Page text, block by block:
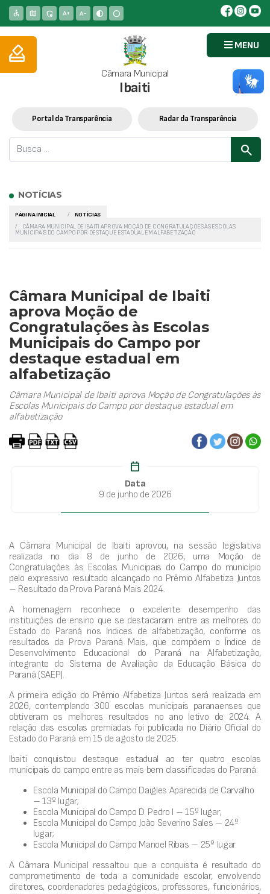
how_to_vote MENU
accessible map admin_panel_settings text_increase text_decrease contrast circle
Câmara Municipal
Ibaiti
Portal da Transparência Radar da Transparência
search
NOTÍCIAS
PÁGINA INICIAL
NOTÍCIAS
CÂMARA MUNICIPAL DE IBAITI APROVA MOÇÃO DE CONGRATULAÇÕES ÀS ESCOLAS
MUNICIPAIS DO CAMPO POR DESTAQUE ESTADUAL EM ALFABETIZAÇÃO
Câmara Municipal de Ibaiti
aprova Moção de
Congratulações às Escolas
Municipais do Campo por
destaque estadual em
alfabetização
Câmara Municipal de Ibaiti aprova Moção de Congratulações às
Escolas Municipais do Campo por destaque estadual em
alfabetização
calendar_today
Data
9 de junho de 2026
A Câmara Municipal de Ibaiti aprovou, na sessão legislativa
realizada no dia 8 de junho de 2026, uma Moção de
Congratulações às Escolas Municipais do Campo do município
pelo expressivo resultado alcançado no Prêmio Alfabetiza Juntos
– Resultado da Prova Paraná Mais 2024.
A homenagem reconhece o excelente desempenho das
instituições de ensino que se destacaram entre as melhores do
Estado do Paraná nos índices de alfabetização, conforme os
resultados da Prova Paraná Mais, que compõem o Índice de
Desenvolvimento Educacional do Paraná na Alfabetização,
integrante do Sistema de Avaliação da Educação Básica do
Paraná (SAEP).
A primeira edição do Prêmio Alfabetiza Juntos será realizada em
2026, contemplando 300 escolas municipais paranaenses que
obtiveram os melhores resultados no ano letivo de 2024. A
relação das escolas premiadas foi publicada no Diário Oficial do
Estado do Paraná em 15 de agosto de 2025.
Ibaiti conquistou destaque estadual ao ter quatro escolas
municipais do campo entre as mais bem classificadas do Paraná:
Escola Municipal do Campo Daigles Aparecida de Carvalho
– 13º lugar;
Escola Municipal do Campo D. Pedro I – 15º lugar;
Escola Municipal do Campo João Severino Sales – 24º
lugar;
Escola Municipal do Campo Manoel Ribas – 25º lugar.
A Câmara Municipal ressaltou que a conquista é resultado do
comprometimento de toda a comunidade escolar, envolvendo
diretores, coordenadores pedagógicos, professores, funcionários,